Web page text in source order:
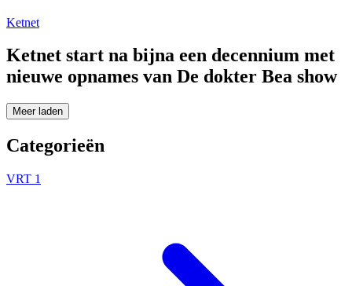
Ketnet
Ketnet start na bijna een decennium met
nieuwe opnames van De dokter Bea show
Meer laden
Categorieën
VRT 1